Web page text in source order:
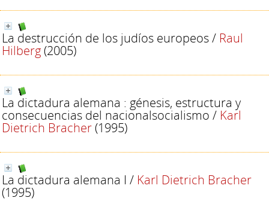
La destrucción de los judíos europeos/ Raul
Hilberg(2005)
La dictadura alemana : génesis, estructura y
consecuencias del nacionalsocialismo / Karl
Dietrich Bracher(1995)
La dictadura alemana I / Karl Dietrich Bracher
(1995)